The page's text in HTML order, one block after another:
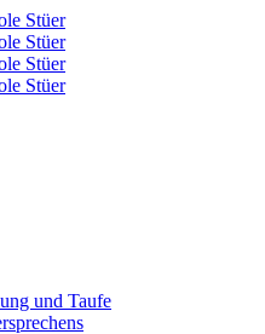
und Taufe